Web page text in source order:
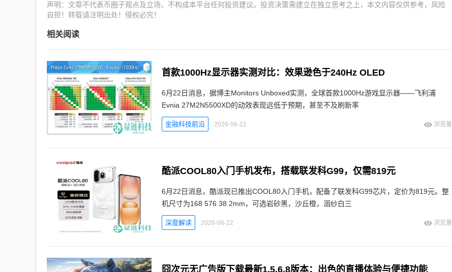
声明：文章不代表币圈子观点及立场，不构成本平台任何投资建议。投资决策需建立在独立思考之上，本文内容仅供参考，风险
自担！转载请注明出处！侵权必究！
相关阅读
首款1000Hz显示器实测对比：效果逊色于240Hz OLED
6月22日消息，据博主Monitors Unboxed实测，全球首款1000Hz游戏显示器——飞利浦
Evnia 27M2N5500XD的动效表现远低于预期，甚至不及刷新率
金融科技前沿 2026-06-22 浏览量
酷派COOL80入门手机发布，搭载联发科G99，仅需819元
6月22日消息，酷派现已推出COOL80入门手机，配备了联发科G99芯片，定价为819元。整
机尺寸为168 576 38 2mm，可选岩砂黑，沙丘橙，洇纱白三
深度解读 2026-06-22 浏览量
囧次元无广告版下载最新1.5.6.8版本：出色的直播体验与便捷功能